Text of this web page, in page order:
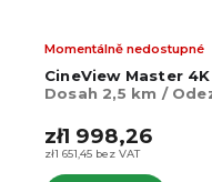
CineView Master
Dosah 2,5 km /
Momentálně nedostupné
zł1 651,45 bez VAT
zł1 998,26